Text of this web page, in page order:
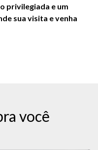
privilegiada e um
sua visita e venha
você